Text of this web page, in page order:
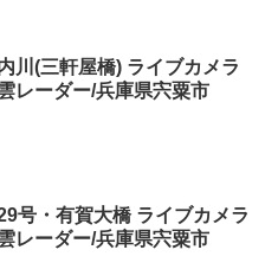
川(三軒屋橋) ライブカメラ
レーダー/兵庫県宍粟市
号・有賀大橋 ライブカメラ
レーダー/兵庫県宍粟市